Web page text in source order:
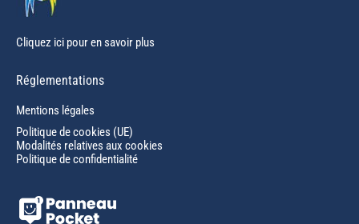
Cliquez ici pour en savoir plus
Réglementations
Mentions légales
Politique de cookies (UE)
Modalités relatives aux cookies
Politique de confidentialité